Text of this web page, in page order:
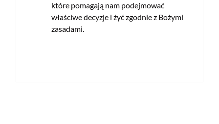
które pomagają nam podejmować
właściwe decyzje i żyć zgodnie z Bożymi
zasadami.